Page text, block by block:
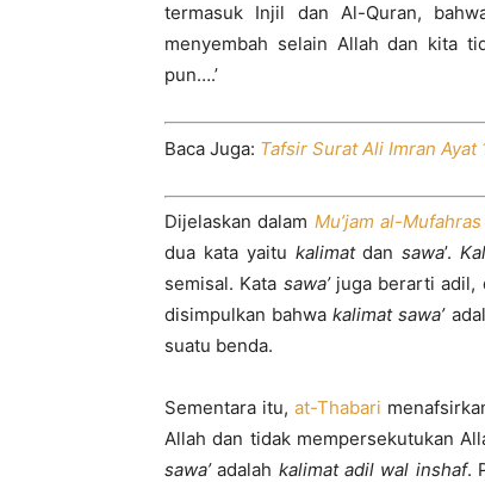
termasuk Injil dan Al-Quran,
menyembah selain Allah dan kita
pun….’
Baca Juga: Tafsir Surat Ali Imran
Dijelaskan dalam Mu’jam al-
dua kata yaitu kalimatdansawa’.
semisal. Kata sawa’juga berarti adil,
disimpulkan bahwakalimat sawa’
suatu benda.
Sementara itu,at-Thabari
Allah dan tidak mempersekutukan
sawa’adalah kalimat adil wal inshaf.